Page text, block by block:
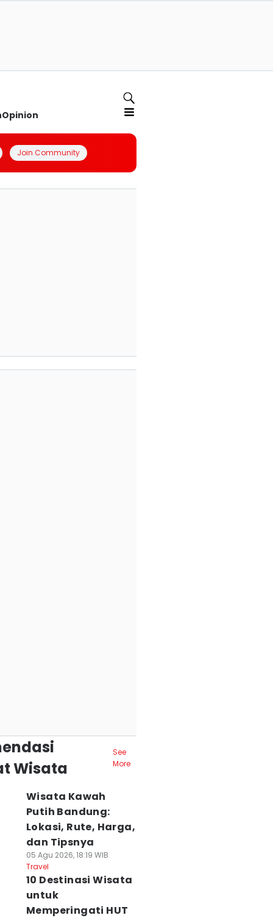
Opinion
Join Community
Wisata
See
More
Wisata Kawah
Putih Bandung:
Lokasi, Rute, Harga,
dan Tipsnya
05 Agu 2026, 18:19 WIB
Travel
10 Destinasi Wisata
untuk
Memperingati HUT